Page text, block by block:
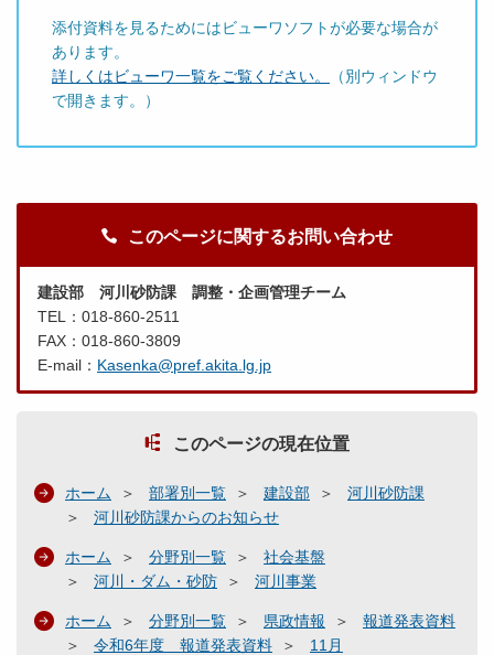
添付資料を見るためにはビューワソフトが必要な場合が
あります。
詳しくはビューワ一覧をご覧ください。
（別ウィンドウ
で開きます。）
このページに関するお問い合わせ
建設部 河川砂防課 調整・企画管理チーム
TEL：018-860-2511
FAX：018-860-3809
E-mail： Kasenka@pref.akita.lg.jp
このページの現在位置
ホーム 部署別一覧 建設部
河川砂防課
河川砂防課からのお知らせ
ホーム 分野別一覧
社会基盤
河川・ダム・砂防
河川事業
ホーム 分野別一覧 県政情報
報道発表資料
令和6年度 報道発表資料
11月